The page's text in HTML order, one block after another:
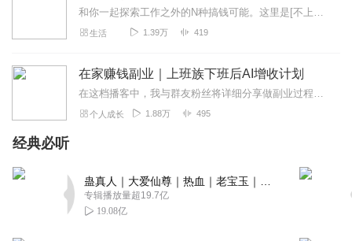
海鹰中小企业
感恩党和中央 搜索喜马拉雅：中小企业管理 第一：如何从雇
力？ 第三：如何落地股份分配打造一伙人团队？ 第四：如何
打造招人留人，及销售系统？
2020-06-02
qzuser_h4va
2020-04-26
和你一起探索工作之外的N种搞钱可能。这里是[不上班/0到100w行动指南]我是法布施小黄，十年持续轻创业者。全职在家玩副业，日更播客10年。每天3小时，每...
生活 1.39万 419
在家赚钱副业｜上班族下班后AI增收计划
在这档播客中，我与群友粉丝将详细分享做副业过程中我们遇到的问题，包含我的故事、基于实践的经验以及深入的见解。这是一个极简风的播客，无背景音乐，也无文字稿，拿手机...
个人成长 1.88万 495
经典必听
专辑播放量超19.7亿
19.08亿